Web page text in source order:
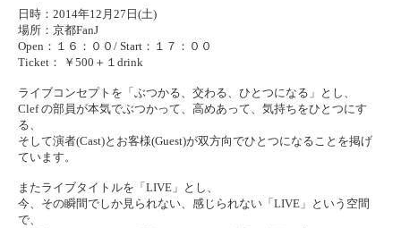
日時：2014年12月27日(土)
場所：京都FanJ
Open：１６：００/ Start：１７：００
Ticket： ￥500＋１drink
ライブコンセプトを「ぶつかる、交わる、ひとつになる」とし、
Clef の部員が本気でぶつかって、高めあって、気持ちをひとつにす
る、
そして演者(Cast)とお客様(Guest)が双方向でひとつになることを掲げ
ています。
またライブタイトルを「LIVE」とし、
今、その瞬間でしか見られない、感じられない「LIVE」という空間
で、